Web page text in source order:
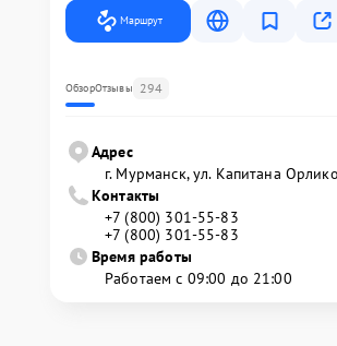
Маршрут
ОбзорОтзывы 294
Адрес
г. Мурманск, ул. Капитана
Контакты
+7 (800) 301-55-83
+7 (800) 301-55-83
Время работы
Работаем с 09:00 до 21:00